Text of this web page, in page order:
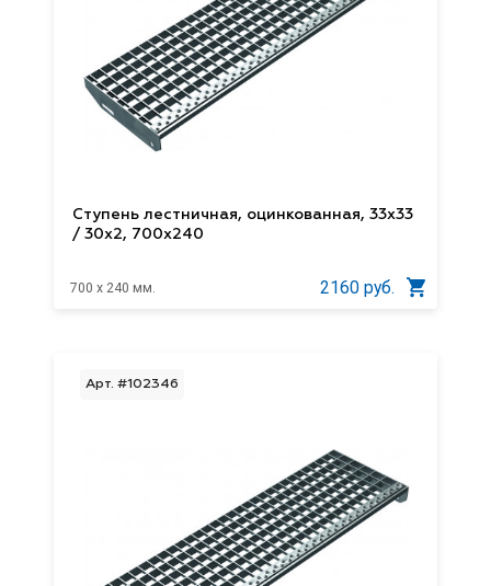
Ступень лестничная, оцинкованная, 33х33
/ 30х2, 700х240
700 x 240 мм. 2160 руб.
Арт. #102346